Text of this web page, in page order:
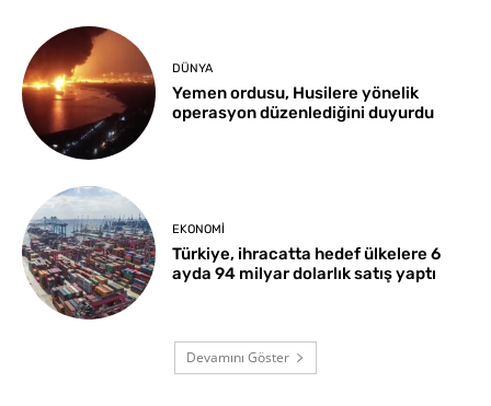
DÜNYA
Yemen ordusu, Husilere yönelik
operasyon düzenlediğini duyurdu
EKONOMI
Türkiye, ihracatta hedef ülkelere 6
ayda 94 milyar dolarlık satış yaptı
Devamını Göster